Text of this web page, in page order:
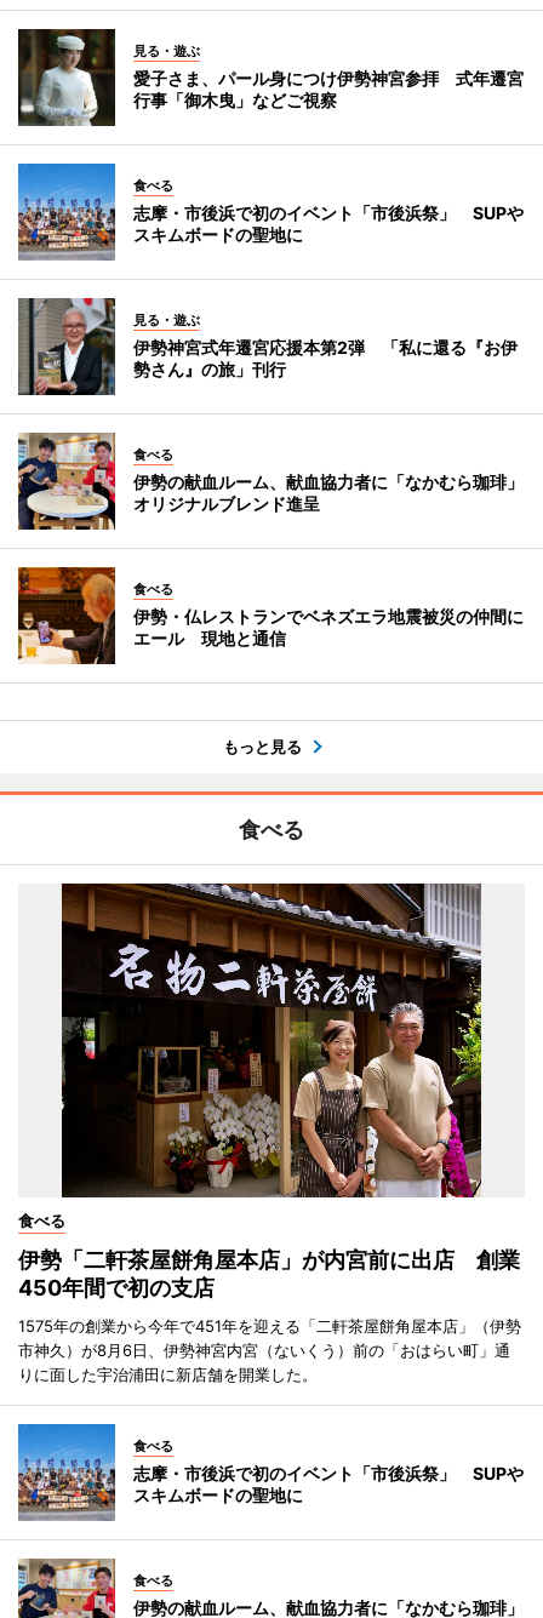
見る・遊ぶ
愛子さま、パール身につけ伊勢神宮参拝 式年遷宮
行事「御木曳」などご視察
食べる
志摩・市後浜で初のイベント「市後浜祭」 SUPや
スキムボードの聖地に
見る・遊ぶ
伊勢神宮式年遷宮応援本第2弾 「私に還る『お伊
勢さん』の旅」刊行
食べる
伊勢の献血ルーム、献血協力者に「なかむら珈琲」
オリジナルブレンド進呈
食べる
伊勢・仏レストランでベネズエラ地震被災の仲間に
エール 現地と通信
もっと見る
食べる
食べる
伊勢「二軒茶屋餅角屋本店」が内宮前に出店 創業
450年間で初の支店
1575年の創業から今年で451年を迎える「二軒茶屋餅角屋本店」（伊勢
市神久）が8月6日、伊勢神宮内宮（ないくう）前の「おはらい町」通
りに面した宇治浦田に新店舗を開業した。
食べる
志摩・市後浜で初のイベント「市後浜祭」 SUPや
スキムボードの聖地に
食べる
伊勢の献血ルーム、献血協力者に「なかむら珈琲」